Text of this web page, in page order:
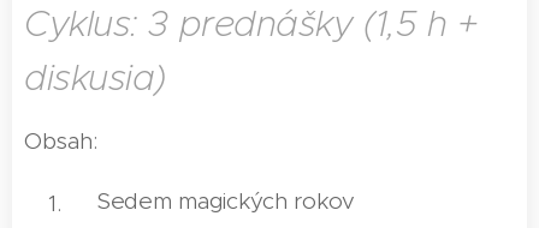
Cyklus: 3 prednášky (1,5 h +
diskusia)
Obsah:
Sedem magických rokov